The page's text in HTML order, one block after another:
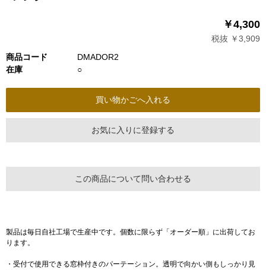
￥4,300
税抜 ￥3,909
商品コード
DMADOR2
在庫
○
お気に入りに登録する
この商品について問い合わせる
製品は毎日自社工場で生産中です。個数に限らず「オーダー順」に出荷してお
ります。
・受付で使用できる窓枠付きのパーテーション。透明で向かい側もしっかり見